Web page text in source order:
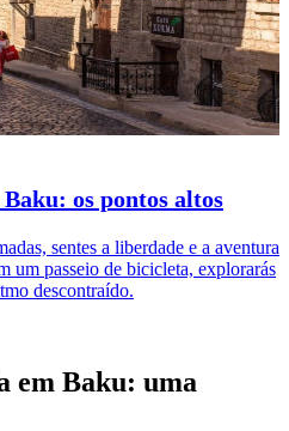
os pontos altos
sentes a liberdade e a aventura
um passeio de bicicleta, explorarás
descontraído.
em Baku: uma